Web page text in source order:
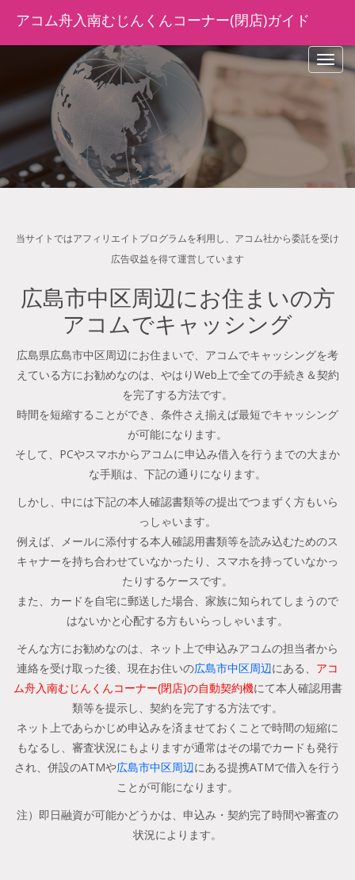
アコム舟入南むじんくんコーナー(閉店)ガイド
当サイトではアフィリエイトプログラムを利用し、アコム社から委託を受け
広告収益を得て運営しています
広島市中区周辺にお住まいの方
アコムでキャッシング
広島県広島市中区周辺にお住まいで、アコムでキャッシングを考
えている方にお勧めなのは、やはりWeb上で全ての手続き＆契約
を完了する方法です。
時間を短縮することができ、条件さえ揃えば最短でキャッシング
が可能になります。
そして、PCやスマホからアコムに申込み借入を行うまでの大まか
な手順は、下記の通りになります。
しかし、中には下記の本人確認書類等の提出でつまずく方もいら
っしゃいます。
例えば、メールに添付する本人確認用書類等を読み込むためのス
キャナーを持ち合わせていなかったり、スマホを持っていなかっ
たりするケースです。
また、カードを自宅に郵送した場合、家族に知られてしまうので
はないかと心配する方もいらっしゃいます。
そんな方にお勧めなのは、ネット上で申込みアコムの担当者から
連絡を受け取った後、現在お住いの広島市中区周辺にある、 アコ
ム舟入南むじんくんコーナー(閉店)の自動契約機にて本人確認用書
類等を提示し、契約を完了する方法です。
ネット上であらかじめ申込みを済ませておくことで時間の短縮に
もなるし、審査状況にもよりますが通常はその場でカードも発行
され、併設のATMや広島市中区周辺にある提携ATMで借入を行う
ことが可能になります。
注）即日融資が可能かどうかは、申込み・契約完了時間や審査の
状況によります。